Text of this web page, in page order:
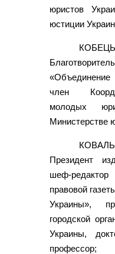
юристов
юстиции
«Объединение
член
молодых
Министерстве
Президент
шеф-
правовой
Украины»,
городской
Украины,
профессор;